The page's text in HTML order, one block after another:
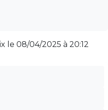
fois** pour
Sa résistance intégrée
permet une
de praticité et de
le 08/04/2025 à 20:12